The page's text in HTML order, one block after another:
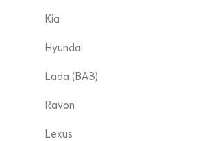
Kia
Hyundai
Lada (ВАЗ)
Ravon
Lexus